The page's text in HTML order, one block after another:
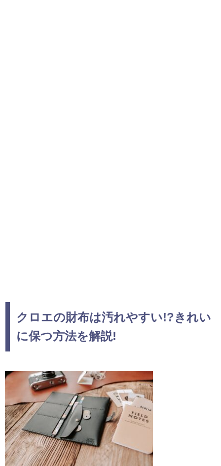
クロエの財布は汚れやすい!?きれい
に保つ方法を解説!